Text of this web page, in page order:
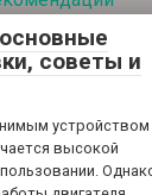
советы и
устройством
высокой